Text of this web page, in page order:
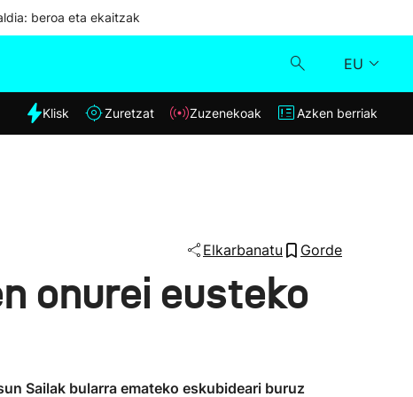
beroa eta ekaitzak
EU
Klisk
Azken berriak
Klisk Zuretzat Zuzenekoak Azken berriak
Elkarbanatu Gorde
onurei eusteko
Sailak bularra emateko eskubideari buruz